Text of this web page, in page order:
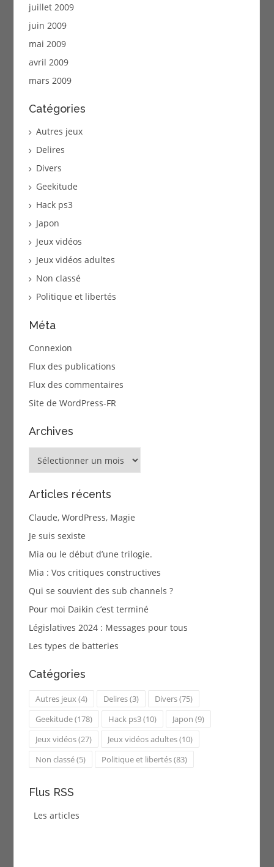
juillet 2009
juin 2009
mai 2009
avril 2009
mars 2009
Catégories
Autres jeux
Delires
Divers
Geekitude
Hack ps3
Japon
Jeux vidéos
Jeux vidéos adultes
Non classé
Politique et libertés
Méta
Connexion
Flux des publications
Flux des commentaires
Site de WordPress-FR
Archives
Articles récents
Claude, WordPress, Magie
Je suis sexiste
Mia ou le début d’une trilogie.
Mia : Vos critiques constructives
Qui se souvient des sub channels ?
Pour moi Daikin c’est terminé
Législatives 2024 : Messages pour tous
Les types de batteries
Catégories
Autres jeux(4) Delires(3) Divers(75)
Geekitude(178) Hack ps3(10) Japon (9)
Jeux vidéos(27) Jeux vidéos adultes(10)
Non classé(5) Politique et libertés(83)
Flus RSS
Les articles